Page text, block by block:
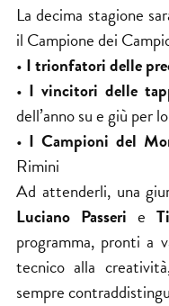
La decima stagione
il Campione dei
• I trionfatori delle
• I vincitori delle
dell’anno su e giù per
• I Campioni del
Rimini
Ad attenderli, una
Luciano Passeri e
programma, pronti a
tecnico alla
sempre